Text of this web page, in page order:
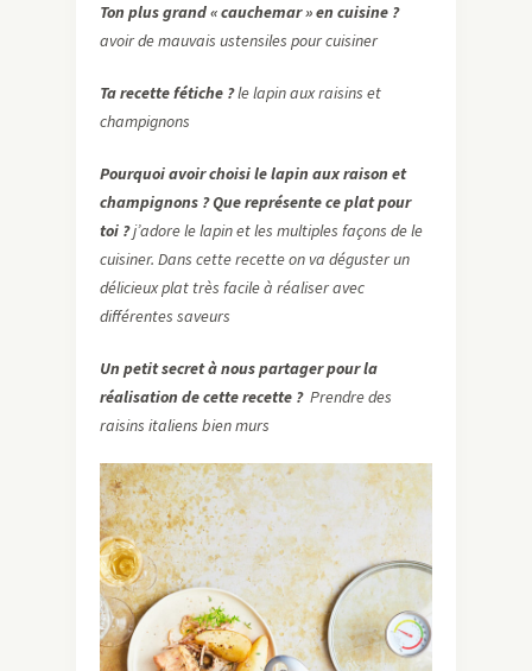
Ton plus grand « cauchemar » en cuisine ?
avoir de mauvais ustensiles pour cuisiner
Ta recette fétiche ?le lapin aux raisins et
champignons
Pourquoi avoir choisi le lapin aux raison et
champignons ? Que représente ce plat pour
toi ?j’adore le lapin et les multiples façons de le
cuisiner. Dans cette recette on va déguster un
délicieux plat très facile à réaliser avec
différentes saveurs
Un petit secret à nous partager pour la
réalisation de cette recette ?Prendre des
raisins italiens bien murs